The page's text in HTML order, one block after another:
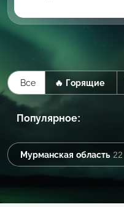
Все 🔥 Горящие
Популярное:
Мурманская область 22